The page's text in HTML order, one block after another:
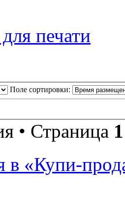
печати
Поле сортировки:
• Страница 1
в «Купи-